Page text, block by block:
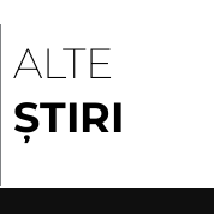
ALTE
ȘTIRI